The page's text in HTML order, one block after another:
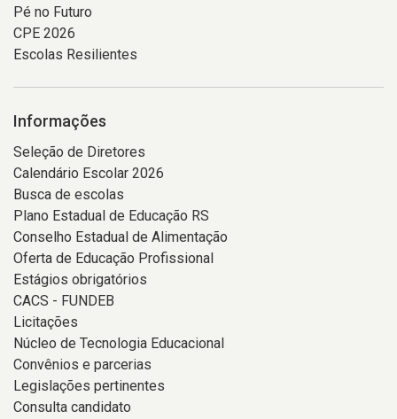
Pé no Futuro
CPE 2026
Escolas Resilientes
Informações
Seleção de Diretores
Calendário Escolar 2026
Busca de escolas
Plano Estadual de Educação RS
Conselho Estadual de Alimentação
Oferta de Educação Profissional
Estágios obrigatórios
CACS - FUNDEB
Licitações
Núcleo de Tecnologia Educacional
Convênios e parcerias
Legislações pertinentes
Consulta candidato